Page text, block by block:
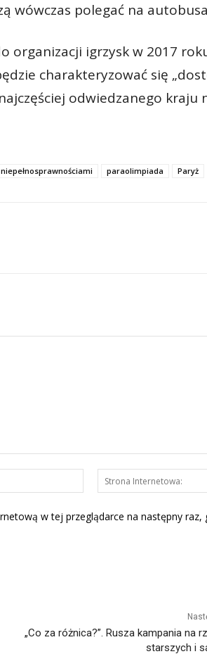
wówczas polegać na
organizacji igrzysk w 2017
charakteryzować się
odwiedzanego kraju
paraolimpiada Paryż
mail:*
w tej przeglądarce na następny raz,
„Co za różnica?”. Rusza kampania na
starszych i